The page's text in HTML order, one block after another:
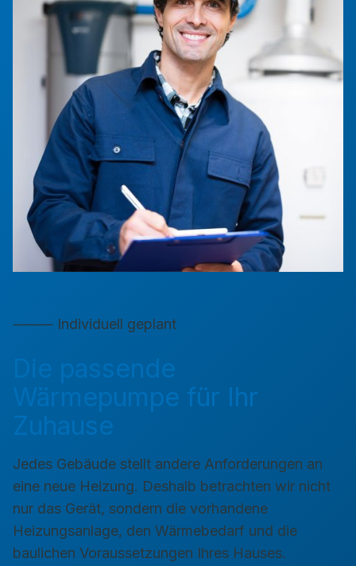
⸻ Individuell geplant
Die passende
Wärmepumpe für Ihr
Zuhause
Jedes Gebäude stellt andere Anforderungen an
eine neue Heizung. Deshalb betrachten wir nicht
nur das Gerät, sondern die vorhandene
Heizungsanlage, den Wärmebedarf und die
baulichen Voraussetzungen Ihres Hauses.